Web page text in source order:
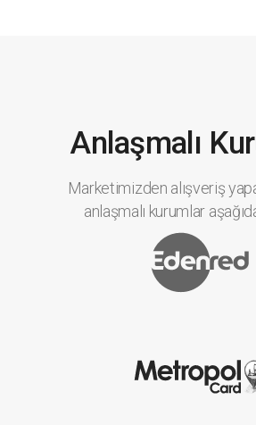
Anlaşmalı
Marketimizden alışveriş
anlaşmalı kurumlar